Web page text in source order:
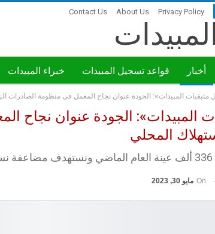
Privacy Policy
About Us
Contact Us
أخبار قواعد تسجيل المبيدات خبراء المبيدات
متبقيات المبيدات»: الجودة عنوان نجاح المعمل في منظومة الصادرات
المبيدات»: الجودة عنوان نجاح
المحلي
On مايو 30, 2023